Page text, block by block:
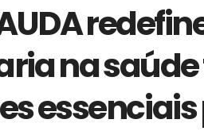
na
essenciais